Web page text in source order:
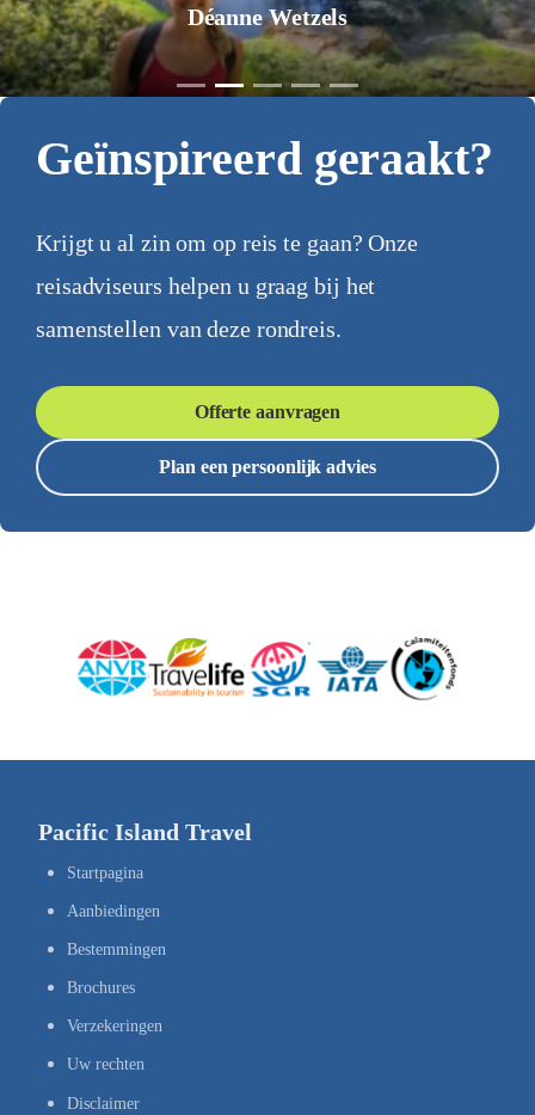
Jurgen Pol
Geïnspireerd geraakt?
Krijgt u al zin om op reis te gaan? Onze
reisadviseurs helpen u graag bij het
samenstellen van deze rondreis.
Offerte aanvragen
Plan een persoonlijk advies
Pacific Island Travel
Startpagina
Aanbiedingen
Bestemmingen
Brochures
Verzekeringen
Uw rechten
Disclaimer